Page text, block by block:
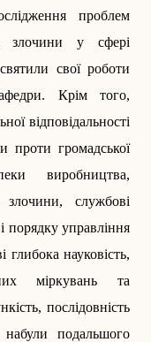
проблем
злочини у сфері
свої роботи
Крім того,
відповідальності
проти громадської
виробництва,
злочини, службові
порядку управління
нау­ковість,
міркувань та
послідовність
подальшого